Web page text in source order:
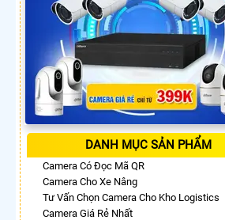
DANH MỤC SẢN PHẨM
Camera Có Đọc Mã QR
Camera Cho Xe Nâng
Tư Vấn Chọn Camera Cho Kho Logistics
Camera Giá Rẻ Nhất